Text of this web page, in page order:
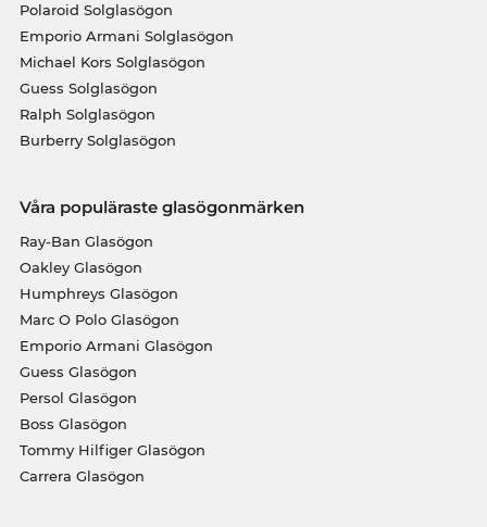
Polaroid Solglasögon
Emporio Armani Solglasögon
Michael Kors Solglasögon
Guess Solglasögon
Ralph Solglasögon
Burberry Solglasögon
Våra populäraste glasögonmärken
Ray-Ban Glasögon
Oakley Glasögon
Humphreys Glasögon
Marc O Polo Glasögon
Emporio Armani Glasögon
Guess Glasögon
Persol Glasögon
Boss Glasögon
Tommy Hilfiger Glasögon
Carrera Glasögon